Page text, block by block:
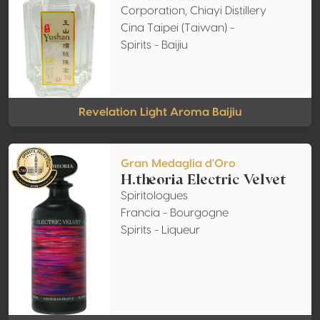
Corporation, Chiayi Distillery
Cina Taipei (Taiwan) -
Spirits - Baijiu
Revelation Light Aroma Baijiu
Gran Medaglia d'Oro
H.theoria Electric Velvet
Spiritologues
Francia - Bourgogne
Spirits - Liqueur